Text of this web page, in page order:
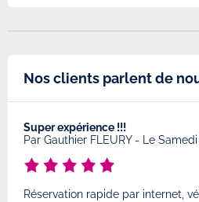
Nos clients parlent de
Super expérience !!!
Par Gauthier FLEURY- Le
Réservation rapide par internet,